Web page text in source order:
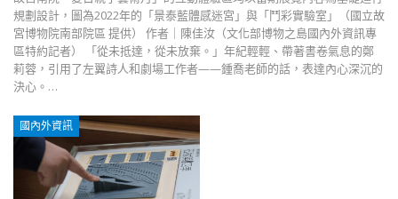
規劃設計，圖為2022年的「景泰藍體感迷宮」與「鬥彩實驗室」（國立故
宮博物院南部院區 提供） 作者｜陳佳汝（文化部博物之島國內外資訊專
區特約記者） 「從未抵達，從未放棄。」年紀輕輕、帶著書卷氣息的鄭
莉蓉，引用了左翼詩人和劇場工作者——鍾喬老師的話，表達內心深沉的
決心。…
國內外資訊